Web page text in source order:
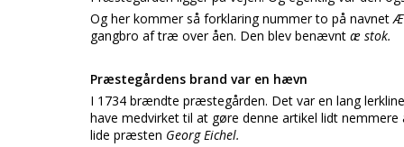
Og her kommer så forklaring nummer to på navnetÆ
gangbro af træ over åen. Den blev benævnt æ stok.
Præstegårdens brand var en hævn
I 1734 brændte præstegården. Det var en lang
have medvirket til at gøre denne artikel lidt
lide præsten Georg Eichel.